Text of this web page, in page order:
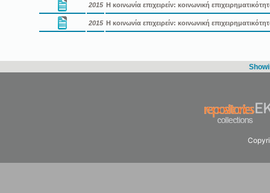
2015 Η κοινωνία επιχειρείν: κοινωνική
2015 Η κοινωνία επιχειρείν: κοινωνική